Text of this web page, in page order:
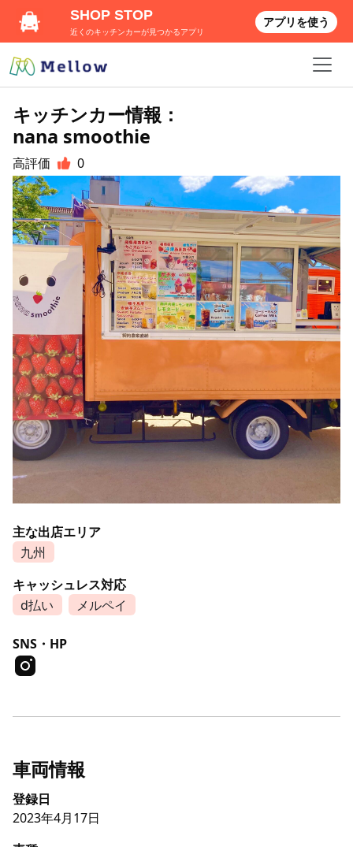
キッチンカー情報：
nana smoothie
高評価 0
主な出店エリア
九州
キャッシュレス対応
d払い
メルペイ
SNS・HP
車両情報
登録日
2023年4月17日
SHOP STOP
近くのキッチンカーが見つかるアプリ
アプリを使う